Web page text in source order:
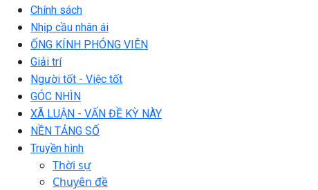
Chính sách
Nhịp cầu nhân ái
ỐNG KÍNH PHÓNG VIÊN
Giải trí
Người tốt - Việc tốt
GÓC NHÌN
XÃ LUẬN - VẤN ĐỀ KỲ NÀY
NỀN TẢNG SỐ
Truyền hình
Thời sự
Chuyên đề